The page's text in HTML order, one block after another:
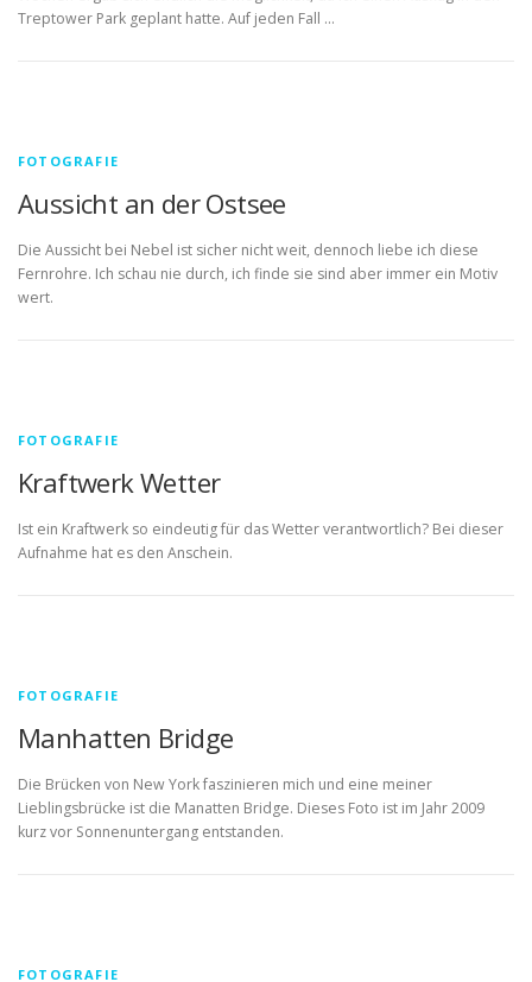
Treptower Park geplant hatte. Auf jeden Fall …
FOTOGRAFIE
Aussicht an der Ostsee
Die Aussicht bei Nebel ist sicher nicht weit, dennoch liebe ich diese
Fernrohre. Ich schau nie durch, ich finde sie sind aber immer ein Motiv
wert.
FOTOGRAFIE
Kraftwerk Wetter
Ist ein Kraftwerk so eindeutig für das Wetter verantwortlich? Bei dieser
Aufnahme hat es den Anschein.
FOTOGRAFIE
Manhatten Bridge
Die Brücken von New York faszinieren mich und eine meiner
Lieblingsbrücke ist die Manatten Bridge. Dieses Foto ist im Jahr 2009
kurz vor Sonnenuntergang entstanden.
FOTOGRAFIE